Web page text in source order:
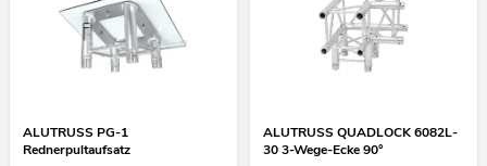
ALUTRUSS PG-1
Rednerpultaufsatz
ALUTRUSS QUADLOCK 6082L-
30 3-Wege-Ecke 90°